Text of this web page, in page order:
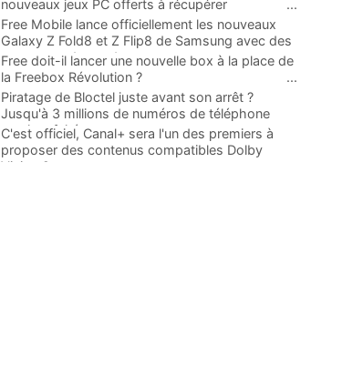
nouveaux jeux PC offerts à récupérer
...
Free Mobile lance officiellement les nouveaux
Galaxy Z Fold8 et Z Flip8 de Samsung avec des
promos et des cadeaux
...
Free doit-il lancer une nouvelle box à la place de
la Freebox Révolution ?
...
Piratage de Bloctel juste avant son arrêt ?
Jusqu'à 3 millions de numéros de téléphone
auraient fuité
C'est officiel, Canal+ sera l'un des premiers à
proposer des contenus compatibles Dolby
Vision 2